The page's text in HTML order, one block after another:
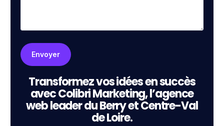
Transformez vos idées en succès
avec Colibri Marketing, l’agence
web leader du Berry et Centre-Val
de Loire.